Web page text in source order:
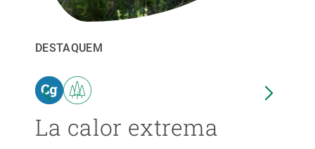
DESTAQUEM
La calor extrema